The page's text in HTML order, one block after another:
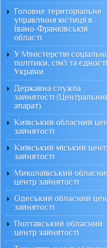
Головне територіальне
управління юстиції в
Івано-Франківській
області
У Міністерстві
політики, сім'ї та єдності
України
Державна служба
зайнятості
апарат)
Київський обласний
зайнятості
Київський міський
зайнятості
Миколаївський
центр зайнятості
Одеський обласний
зайнятості
Полтавський обласний
центр зайнятості